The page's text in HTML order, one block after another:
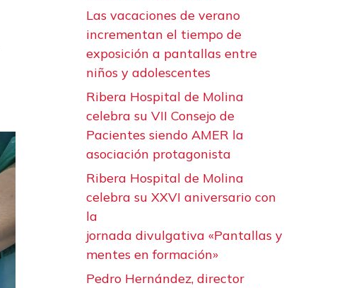
Las vacaciones de verano
incrementan el tiempo de
exposición a pantallas entre
niños y adolescentes
Ribera Hospital de Molina
celebra su VII Consejo de
Pacientes siendo AMER la
asociación protagonista
Ribera Hospital de Molina
celebra su XXVI aniversario con
la
jornada divulgativa «Pantallas y
mentes en formación»
Pedro Hernández, director